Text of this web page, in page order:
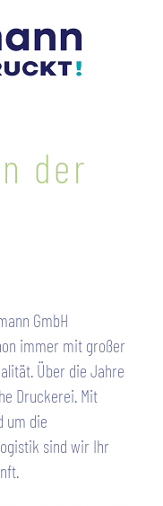
der
GmbH
immer mit großer
Über die Jahre
Druckerei. Mit
um die
sind wir Ihr